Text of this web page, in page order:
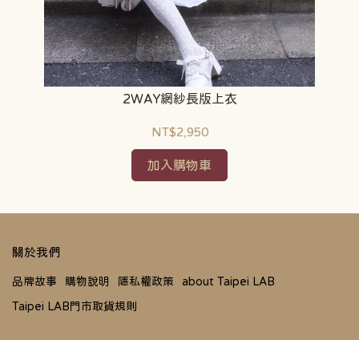
2WAY網紗長版上衣
NT$2,950
加入購物車
關於我們
品牌故事 購物說明 隱私權政策
about Taipei LAB
Taipei LAB門市取貨規則